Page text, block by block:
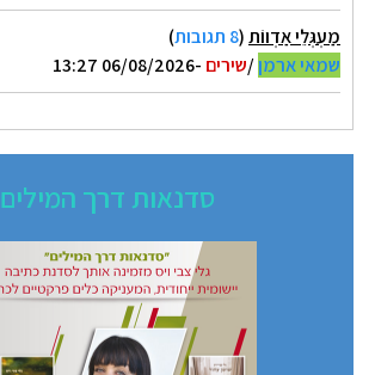
מַעְגְּלֵי אַדְווֹת(8 תגובות
)
שמאי ארמן/שירים -06/08/2026 13:27
סדנאות דרך המילים